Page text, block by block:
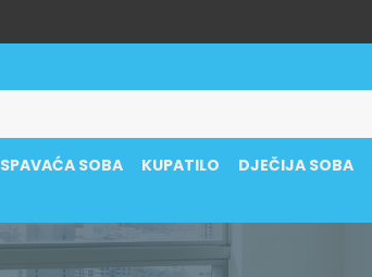
SPAVAĆA SOBA KUPATILO DJEČIJA SOBA